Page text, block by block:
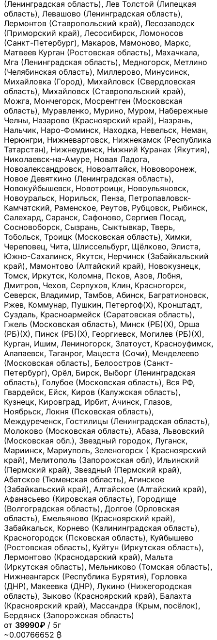
(Ленинградская область), Лев Толстой (Липецкая
область), Левашово (Ленинградская область),
Лермонтов (Ставропольский край), Лесозаводск
(Приморский край), Лесосибирск, Ломоносов
(Санкт-Петербург), Макаров, Мамоново, Маркс,
Матвеев Курган (Ростовская область), Махачкала,
Мга (Ленинградская область), Медногорск, Метлино
(Челябинская область), Миллерово, Минусинск,
Михайловка (Город), Михайловск (Свердловская
область), Михайловск (Ставропольский край),
Можга, Мончегорск, Мосрентген (Московская
область), Муравленко, Мурино, Муром, Набережные
Челны, Назарово (Красноярский край), Назрань,
Нальчик, Наро-Фоминск, Находка, Невельск, Неман,
Нерюнгри, Нижневартовск, Нижнекамск (Республика
Татарстан), Нижнеудинск, Нижний Куранах (Якутия),
Николаевск-на-Амуре, Новая Ладога,
Новоалександровск, Новоалтайск, Нововоронеж,
Новое Девяткино (Ленинградская область),
Новокуйбышевск, Новотроицк, Новоульяновск,
Новоуральск, Норильск, Пенза, Петропавловск-
Камчатский, Раменское, Реутов, Рубцовск, Рыбинск,
Салехард, Саранск, Сафоново, Сергиев Посад,
Сосновоборск, Сызрань, Сыктывкар, Тверь,
Тобольск, Троицк (Московская область), Химки,
Череповец, Чита, Шлиссельбург, Щёлково, Элиста,
Южно-Сахалинск, Якутск, Нерчинск (Забайкальский
край), Мамонтово (Алтайский край), Новокузнецк,
Томск, Иркутск, Коломна, Псков, Азов, Лобня,
Дмитров, Чехов, Серпухов, Клин, Красногорск,
Северск, Владимир, Тамбов, Абинск, Багратионовск,
Ржев, Коммунар, Пушкин, Петергоф(Х), Кронштадт,
Суздаль, Красноармейск (Саратовская область),
Гжель (Московская область), Минск (РБ)(Х), Орша
(РБ)(Х), Пинск (РБ)(Х), Георгиевск, Могилев (РБ)(Х),
Курган, Ишим, Лениногорск, Златоуст, Красноуфимск,
Алапаевск, Таганрог, Мацеста (Сочи), Менделеево
(Московская область), Белоостров (Санкт-
Петербург), Орёл, Бирск, Выборг (Ленинградская
область), Голубое (Московская область), Вся РФ,
Гвардейск, Ейск, Киров (Калужская область),
Кузнецк, Кировград, Ирбит, Ачинск, Глазов,
Ноябрьск, Локня (Псковская область),
Междуреченск, Гостилицы (Ленинградская область),
Молоково (Московская область), Абаза, Львовский
(Московская обл.), Звездный городок, Луганск,
Мариинск, Мариуполь, Зеленогорск ( Красноярский
край), Мелитополь (Запорожская обл), Ильинский
(Пермский край), Звездный (Пермский край),
Абатское (Тюменская область), Агинское
(Забайкальский край), Алтайское (Алтайский край),
Афанасьево (Кировская область), Городище
(Волгоградская область), Долгое (Орловская
область), Емельяново (Красноярский край),
Забайкальск, Корнево (Калининградская область),
Красногородск (Псковская область), Куйбышево
(Ростовская область), Куйтун (Иркутская область),
Лермонтово (Краснодарский край), Мальта
(Иркутская область), Мельниково (Томская область),
Нижнеангарск (Республика Бурятия), Горловка
(ДНР), Макеевка (ДНР), Лукино (Нижегородская
область), Зыково (Красноярский край), Балахта
(Красноярский край), Массандра (Крым, посёлок),
Бердянск (Запорожская область)
от 39990₽ / 5г
~0.00766652 ₿